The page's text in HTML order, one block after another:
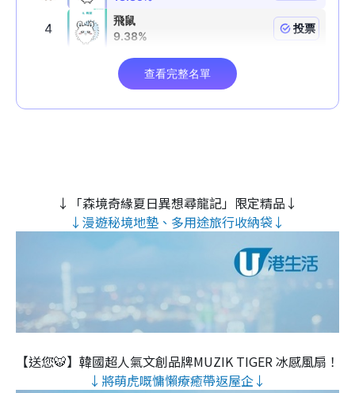
↓「森境奇緣夏日異想尋龍記」限定精品↓
↓漫遊秘境地墊、多用途旅行收納袋↓
【送您🐯】韓國超人氣文創品牌MUZIK TIGER 冰感風扇！
↓將萌虎嘅慵懶療癒帶返屋企↓